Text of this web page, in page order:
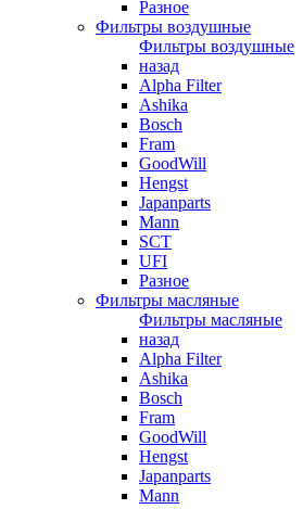
Разное
Фильтры воздушные
Фильтры воздушные
назад
Alpha Filter
Ashika
Bosch
Fram
GoodWill
Hengst
Japanparts
Mann
SCT
UFI
Разное
Фильтры масляные
Фильтры масляные
назад
Alpha Filter
Ashika
Bosch
Fram
GoodWill
Hengst
Japanparts
Mann